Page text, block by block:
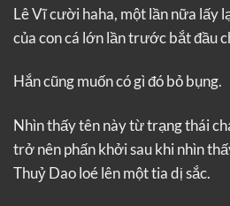
Lê Vĩ cười haha, một lần nữa lấy
của con cá lớn lần trước bắt đầu
Hắn cũng muốn có gì đó bỏ bụng.
Nhìn thấy tên này từ trạng thái
trở nên phấn khởi sau khi nhìn
Thuỷ Dao loé lên một tia dị sắc.